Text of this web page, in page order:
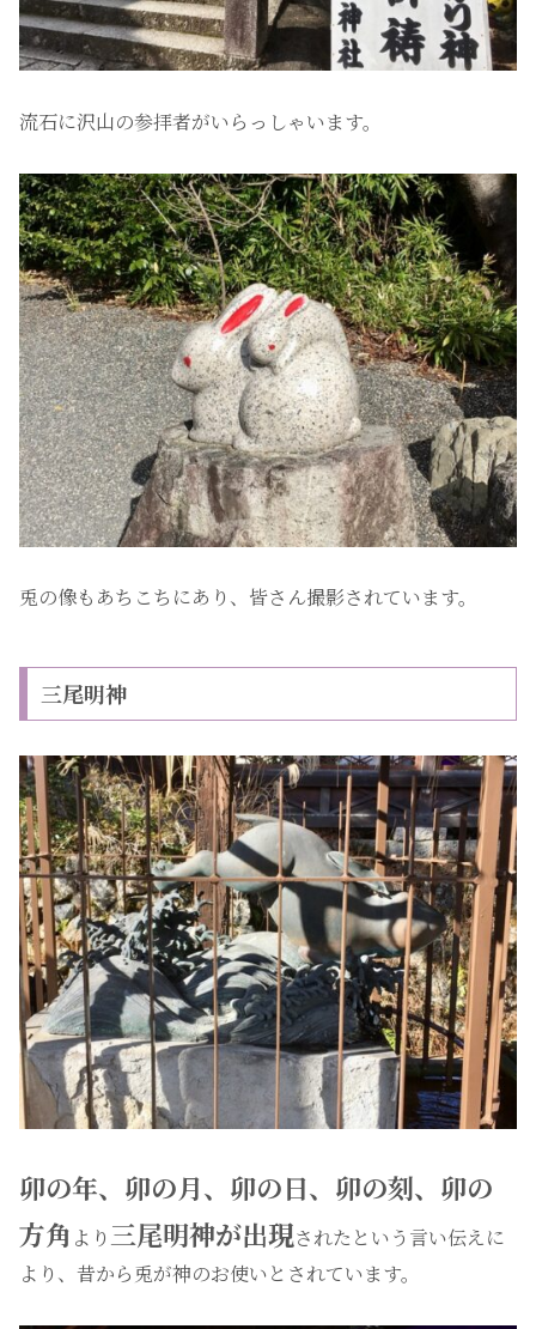
流石に沢山の参拝者がいらっしゃいます。
兎の像もあちこちにあり、皆さん撮影されています。
三尾明神
卯の年、卯の月、卯の日、卯の刻、卯の
方角 より 三尾明神が出現されたという言い伝えに
より、昔から兎が神のお使いとされています。